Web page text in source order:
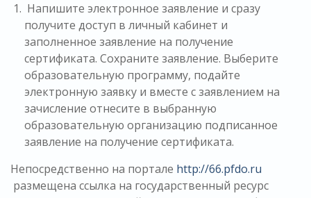
Напишите электронное заявление и сразу
получите доступ в личный кабинет и
заполненное заявление на получение
сертификата. Сохраните заявление. Выберите
образовательную программу, подайте
электронную заявку и вместе с заявлением на
зачисление отнесите в выбранную
образовательную организацию подписанное
заявление на получение сертификата.
Непосредственно на портале http://66.pfdo.ru
размещена ссылка на государственный ресурс